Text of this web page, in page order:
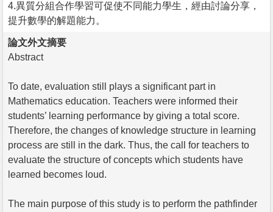
4.異質分組合作學習可促使不同能力學生，經由討論分享，
提升數學的解題能力。
論文外文摘要
Abstract
To date, evaluation still plays a significant part in
Mathematics education. Teachers were informed their
students’ learning performance by giving a total score.
Therefore, the changes of knowledge structure in learning
process are still in the dark. Thus, the call for teachers to
evaluate the structure of concepts which students have
learned becomes loud.
The main purpose of this study is to perform the pathfinder